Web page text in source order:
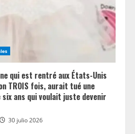
qui est rentré aux États-Unis
TROIS fois, aurait tué une
ans qui voulait juste devenir
30 julio 2026